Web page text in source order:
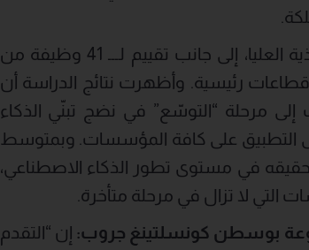
واعتمدت الدراسة على استطلاع آراء 200 من القيادات التنفيذية العليا، إلى جانب تقييم لـــ 41 وظيفة من
القدرات الرقمية المتعلقة بالذكاء الاصطناعي على مستوى 7 قطاعات رئيسية. وأظهرت نتائج الدراسة أن
مرحلة “التوسّع” في نضج تبنّي الذكاء
التطبيق على كافة المؤسسات. وبمتوسط
جرى تحقيقه في مستوى تطور الذكاء الاصطناعي،
بوسطن كونسلتينغ جروب: إن “التقدم